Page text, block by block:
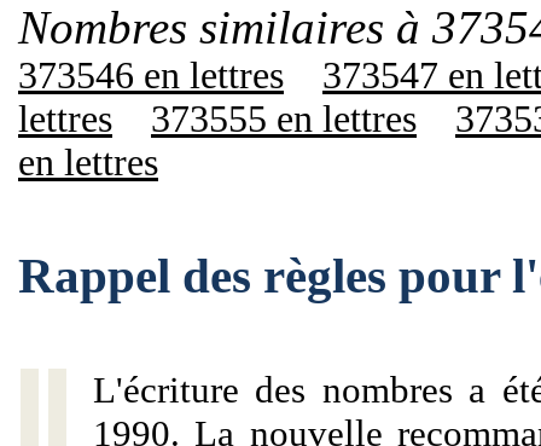
Nombres similaires à
373546 en lettres
373547 en
lettres
373555 en lettres
en lettres
Rappel des règles pour
L'écriture des nombres a
1990. La nouvelle